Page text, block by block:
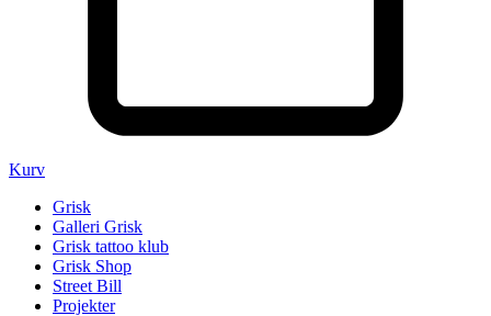
Kurv
Grisk
Galleri Grisk
Grisk tattoo klub
Grisk Shop
Street Bill
Projekter